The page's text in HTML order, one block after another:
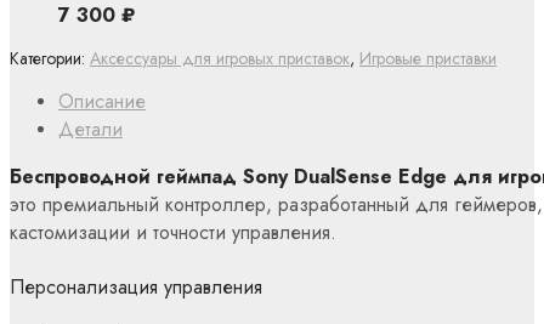
Описание
Детали
Беспроводной геймпад Sony DualSense Edge для
это премиальный контроллер, разработанный для
кастомизации и точности управления.
Персонализация управления
Категории: Аксессуары для игровых приставок, Игровые приставки
7 300 ₽